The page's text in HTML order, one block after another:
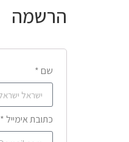
הרשמה
שם *
כתובת אימייל *